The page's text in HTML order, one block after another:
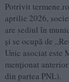
Potrivit
aprilie 2026,
are sediul în
și se ocupă de
Unic asociat este
menționat
din partea PNL).